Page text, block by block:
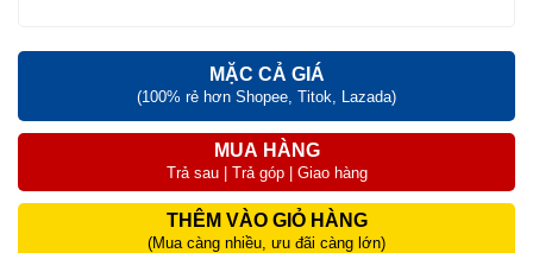
MẶC CẢ GIÁ
(100% rẻ hơn Shopee, Titok, Lazada)
MUA HÀNG
Trả sau | Trả góp | Giao hàng
THÊM VÀO GIỎ HÀNG
(Mua càng nhiều, ưu đãi càng lớn)